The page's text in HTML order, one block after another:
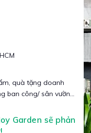
quà tặng doanh
ban công/ sân vườn...
Garden sẽ phản